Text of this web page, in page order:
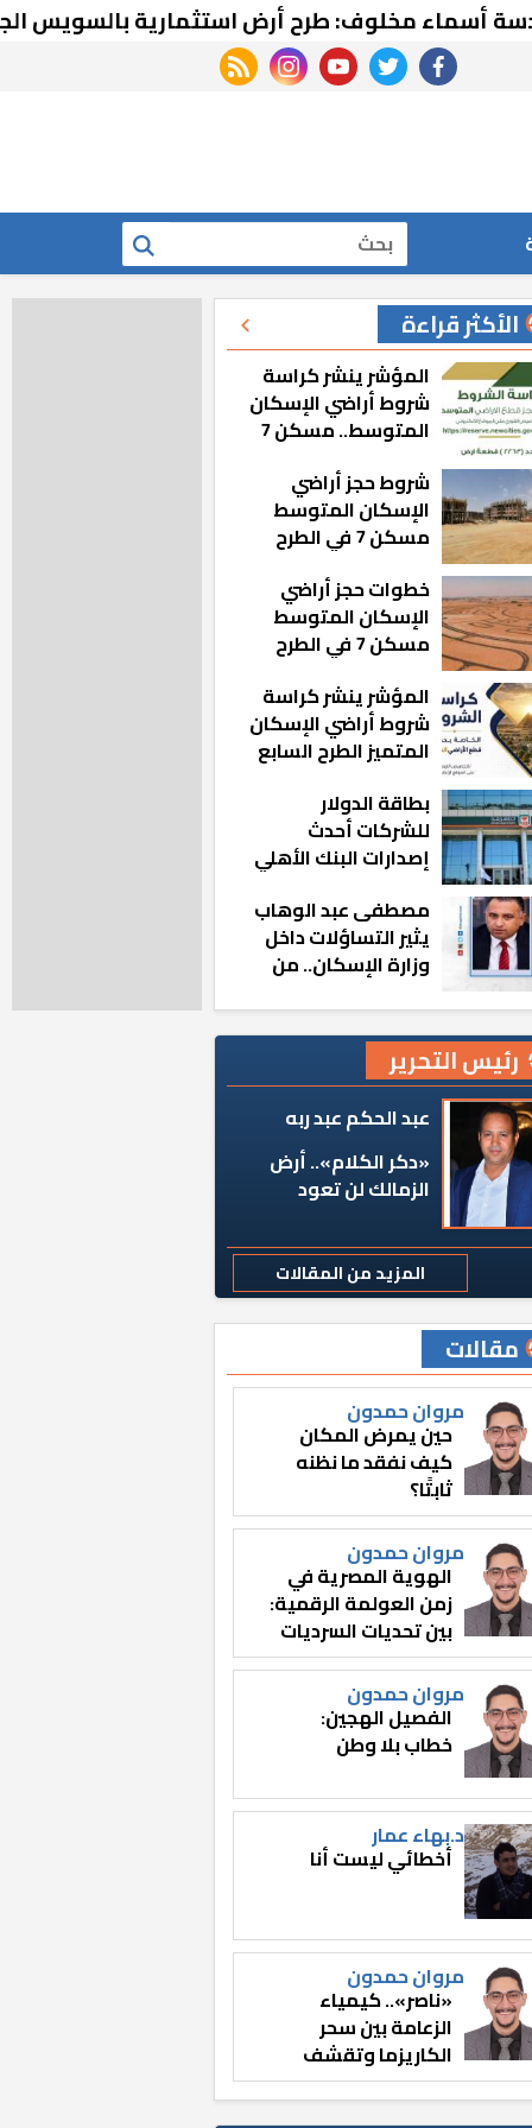
مخلوف: طرح أرض استثمارية بالسويس الجديدة
facebook
twitter
youtube
instagram
rss feed
بحث
الأكثر قراءة
المؤشر ينشر كراسة
شروط أراضي الإسكان
المتوسط.. مسكن 7
شروط حجز أراضي
الإسكان المتوسط
مسكن 7 في الطرح
خطوات حجز أراضي
الإسكان المتوسط
مسكن 7 في الطرح
المؤشر ينشر كراسة
شروط أراضي الإسكان
المتميز الطرح السابع
بطاقة الدولار
للشركات أحدث
إصدارات البنك الأهلي
ماستركارد
مصطفى عبد الوهاب
يثير التساؤلات داخل
وزارة الإسكان.. من
المناصب؟
رئيس التحرير
عبد الحكم عبد ربه
«دكر الكلام».. أرض
الزمالك لن تعود
المزيد من المقالات
مقالات
مروان حمدون
حين يمرض المكان
كيف نفقد ما نظنه
ثابتًا؟
مروان حمدون
الهوية المصرية في
زمن العولمة الرقمية:
بين تحديات السرديات
وصناعة الوعي
مروان حمدون
الفصيل الهجين:
خطاب بلا وطن
د.بهاء عمار
أخطائي ليست أنا
مروان حمدون
«ناصر».. كيمياء
الزعامة بين سحر
الكاريزما وتقشف
الثائر